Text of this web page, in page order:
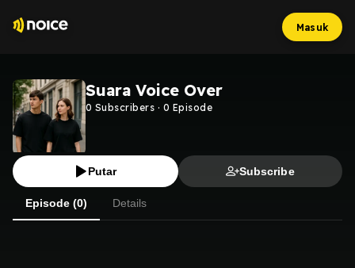
Masuk
Suara Voice Over
0 Subscribers · 0 Episode
Putar Subscribe
Episode (0) Details